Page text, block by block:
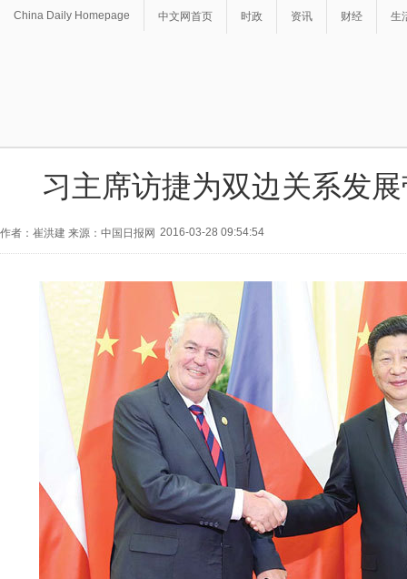
China Daily Homepage 中文网首页 时政 资讯 财经 生
习主席访捷为双边关系发
作者：崔洪建 来源：中国日报网 2016-03-28 09:54:54